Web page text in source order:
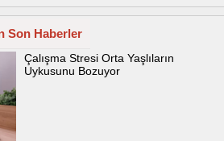
Son Haberler
Çalışma Stresi Orta Yaşlıların
Uykusunu Bozuyor